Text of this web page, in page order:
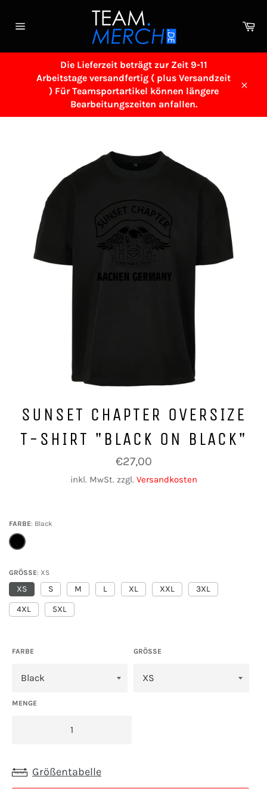
InhaltSeitennavigation
Die Lieferzeit beträgt zur Zeit 9-11
Arbeitstage versandfertig ( plus Versandzeit
) Für Teamsportartikel können längere
Bearbeitungszeiten anfallen.
SUNSET CHAPTER OVERSIZE
T-SHIRT "BLACK ON BLACK"
Normaler
Preis
€27,00
inkl. MwSt. zzgl. Versandkosten
FARBE Black
GRÖSSE XS
XS S M L XL XXL
3XL
4XL
5XL
FARBE GRÖSSE
MENGE
Größentabelle